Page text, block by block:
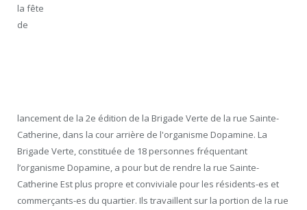
la fête
de
lancement de la 2e édition de la Brigade Verte de la rue Sainte-
Catherine, dans la cour arrière de l'organisme Dopamine. La
Brigade Verte, constituée de 18 personnes fréquentant
l’organisme Dopamine, a pour but de rendre la rue Sainte-
Catherine Est plus propre et conviviale pour les résidents-es et
commerçants-es du quartier. Ils travaillent sur la portion de la rue